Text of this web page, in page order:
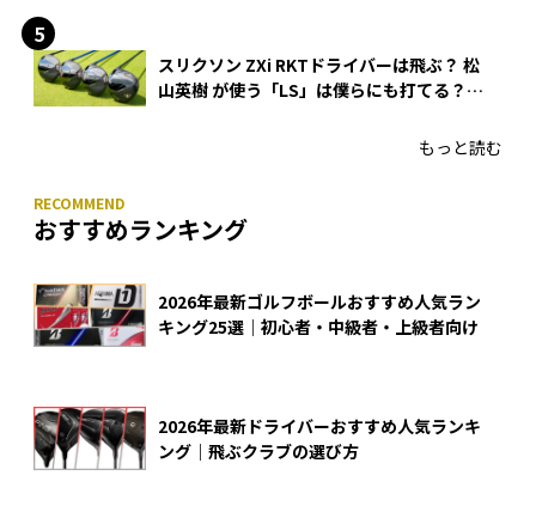
スリクソン ZXi RKTドライバーは飛ぶ？ 松
山英樹 が使う「LS」は僕らにも打てる？
もっと読む
おすすめランキング
2026年最新ゴルフボールおすすめ人気ラン
キング25選｜初心者・中級者・上級者向け
2026年最新ドライバーおすすめ人気ランキ
ング｜飛ぶクラブの選び方